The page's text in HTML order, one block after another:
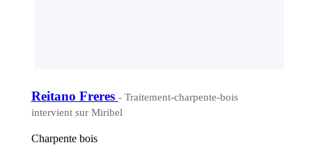
Reitano Freres - Traitement-charpente-bois
intervient sur Miribel
Charpente bois